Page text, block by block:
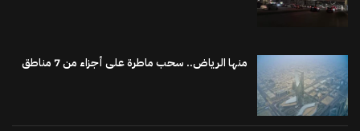
منها الرياض.. سحب ماطرة على أجزاء من 7 مناطق